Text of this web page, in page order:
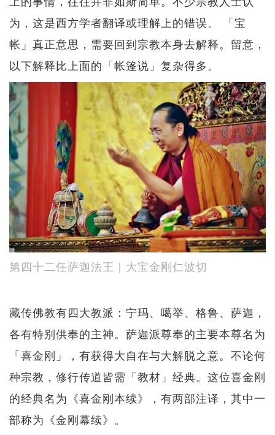
为，这是西方学者翻译或理解上的错误。 「宝
帐」真正意思，需要回到宗教本身去解释。留意，
以下解释比上面的「帐篷说」复杂得多。
第四十二任萨迦法王｜大宝金刚仁波切
藏传佛教有四大教派：宁玛、噶举、格鲁、萨迦，
各有特别供奉的主神。萨迦派尊奉的主要本尊名为
「喜金刚」，有获得大自在与大解脱之意。不论何
种宗教，修行传道皆需「教材」经典。这位喜金刚
的经典名为《喜金刚本续》，有两部注译，其中一
部称为《金刚幕续》。